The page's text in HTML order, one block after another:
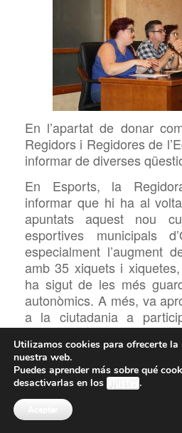
En l’apartat de donar
Regidors i Regidores de
informar de diverses
En Esports, la
informar que hi ha al
apuntats aquest nou
esportives municipals
especialment l’augment
amb 35 xiquets i
ha sigut de les més
autonòmics. A més, va
a la ciutadania a
solidària a favor de
20 d’octubre; la primera
aconseguir recaptar més
passat.
En Benestar Social, la
Carmen Velázquez, va
Utilizamos cookies para ofrecerte la
nuestra web.
Puedes aprender más sobre qué
desactivarlas en los ajustes.